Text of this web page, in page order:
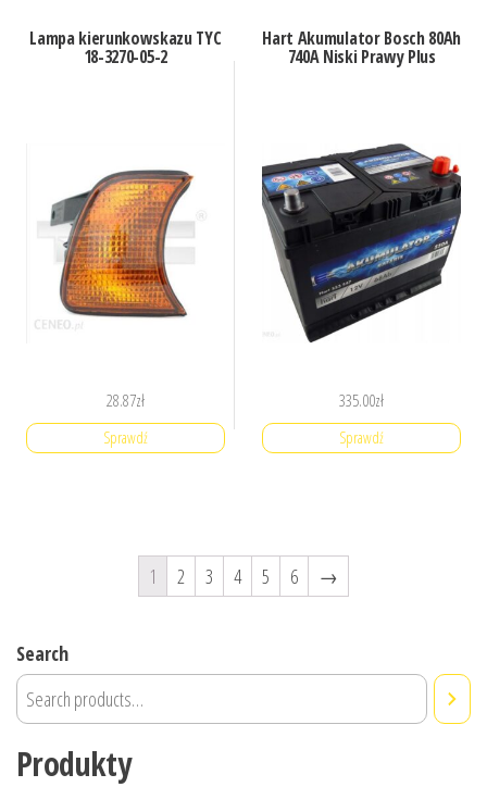
Lampa kierunkowskazu TYC
18-3270-05-2
28.87zł
Sprawdź
Hart Akumulator Bosch 80Ah
740A Niski Prawy Plus
335.00zł
Sprawdź
1 2 3 4 5 6 →
Search
Produkty